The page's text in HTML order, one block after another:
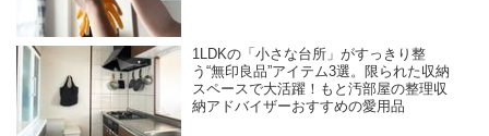
1LDKの「小さな台所」がすっきり整
う“無印良品”アイテム3選。限られた収納
スペースで大活躍！もと汚部屋の整理収
納アドバイザーおすすめの愛用品